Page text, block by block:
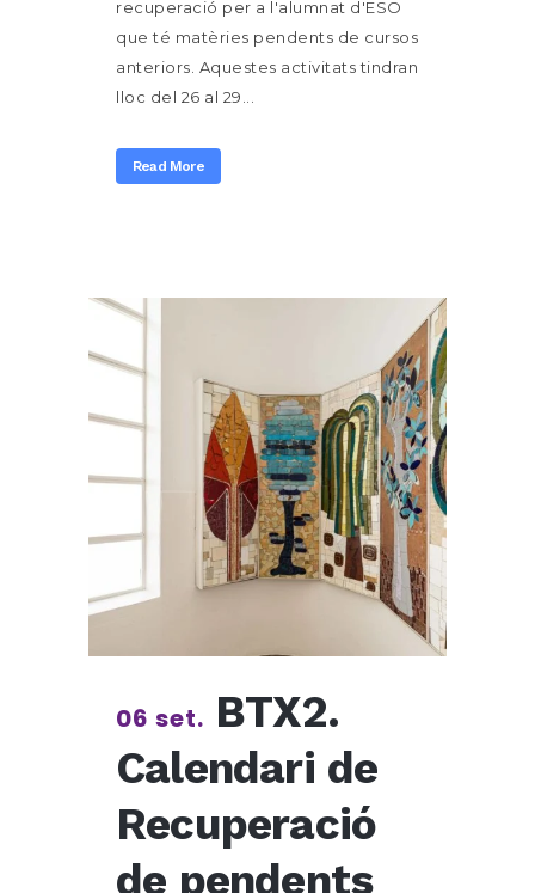
recuperació per a l'alumnat d'ESO
que té matèries pendents de cursos
anteriors. Aquestes activitats tindran
lloc del 26 al 29...
Read More
06 set. BTX2.
Calendari de
Recuperació
de pendents